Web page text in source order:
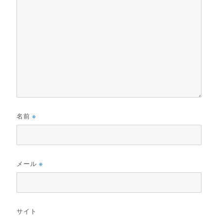
名前※
メール※
サイト